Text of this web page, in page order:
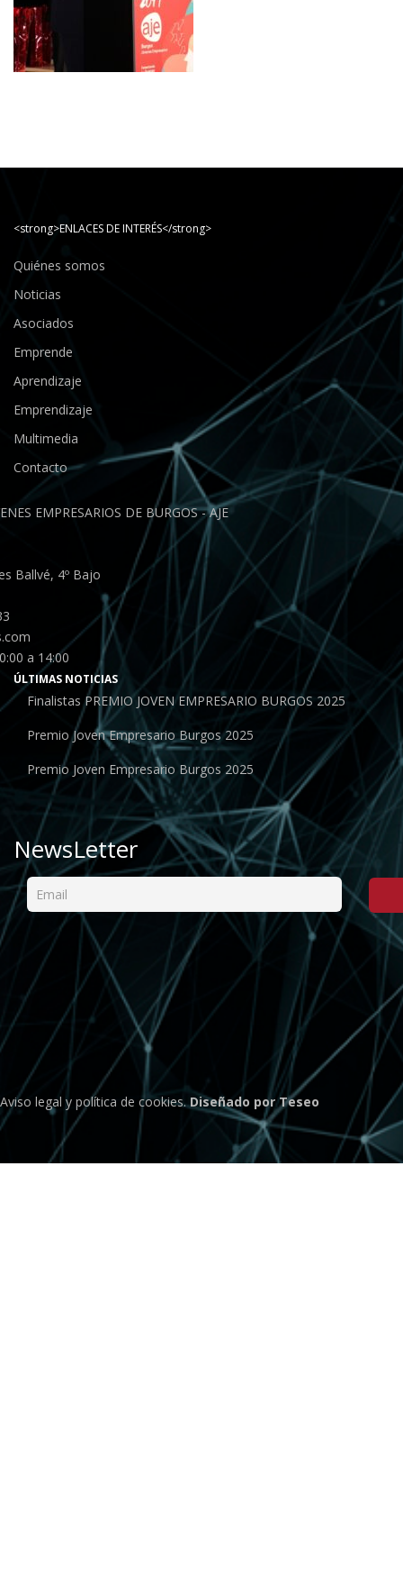
<strong>ENLACES DE INTERÉS</strong>
Quiénes somos
Noticias
Asociados
Emprende
Aprendizaje
Emprendizaje
Multimedia
Contacto
EMPRESARIOS DE BURGOS - AJE
Ballvé, 4º Bajo
a 14:00
ÚLTIMAS NOTICIAS
Finalistas PREMIO JOVEN EMPRESARIO BURGOS 2025
Premio Joven Empresario Burgos 2025
Premio Joven Empresario Burgos 2025
NewsLetter
Aviso legal y política de cookies.Diseñado por Teseo